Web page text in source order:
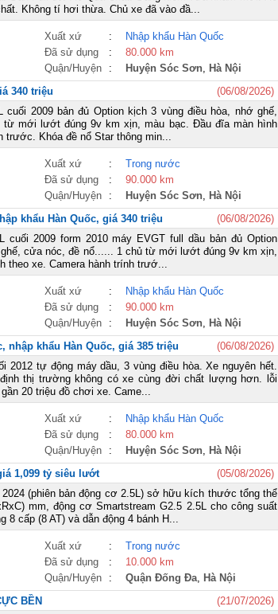
Không tí hơi thừa. Chủ xe đã vào đầ...
Xuất xứ :
Nhập khẩu Hàn Quốc
Đã sử dụng :
80.000 km
Quận/Huyện : Huyện Sóc Sơn, Hà Nội
340 triệu
(06/08/2026)
cuối 2009 bản đủ Option kịch 3 vùng điều hòa, nhớ ghế,
mới lướt đúng 9v km xịn, màu bạc. Đầu đĩa màn hình
trước. Khóa đề nổ Star thông min...
Xuất xứ :
Trong nước
Đã sử dụng :
90.000 km
Quận/Huyện : Huyện Sóc Sơn, Hà Nội
khẩu Hàn Quốc, giá 340 triệu
(06/08/2026)
cuối 2009 form 2010 máy EVGT full dầu bản đủ Option
cửa nóc, đề nổ...... 1 chủ từ mới lướt đúng 9v km xịn,
theo xe. Camera hành trính trướ...
Xuất xứ :
Nhập khẩu Hàn Quốc
Đã sử dụng :
90.000 km
Quận/Huyện : Huyện Sóc Sơn, Hà Nội
nhập khẩu Hàn Quốc, giá 385 triệu
(06/08/2026)
2012 tự động máy dầu, 3 vùng điều hòa. Xe nguyên hết.
thị trường không có xe cùng đời chất lượng hơn. lỗi
20 triệu đồ chơi xe. Came...
Xuất xứ :
Nhập khẩu Hàn Quốc
Đã sử dụng :
80.000 km
Quận/Huyện : Huyện Sóc Sơn, Hà Nội
1,099 tỷ siêu lướt
(05/08/2026)
2024 (phiên bản động cơ 2.5L) sở hữu kích thước tổng thể
mm, động cơ Smartstream G2.5 2.5L cho công suất
8 cấp (8 AT) và dẫn động 4 bánh H...
Xuất xứ :
Trong nước
Đã sử dụng :
10.000 km
Quận/Huyện : Quận Đống Đa, Hà Nội
BỀN
(21/07/2026)